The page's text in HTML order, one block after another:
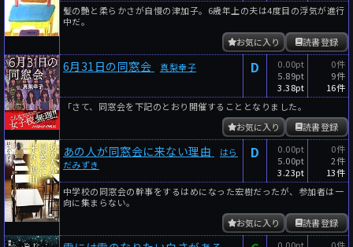
髪の艶と柔らかさが自慢の津加子。6歳年上の夫は4度目の浮気が進行
中だ。
読書登録
お気に入り
6月31日の同窓会 真梨幸子 D
0.00pt
5.89pt
3.38pt
0件
9件
16件
「さて、同窓会を下記のとおり開催することとなりました。
読書登録
お気に入り
あの人が同窓会に来ない理由
はら
だみずき
D
0.00pt
5.00pt
3.23pt
0件
2件
13件
中学校の同窓会の幹事をするはめになった宏樹だったが、参加者は一
向に集まらない。
読書登録
お気に入り
0.00pt 0件